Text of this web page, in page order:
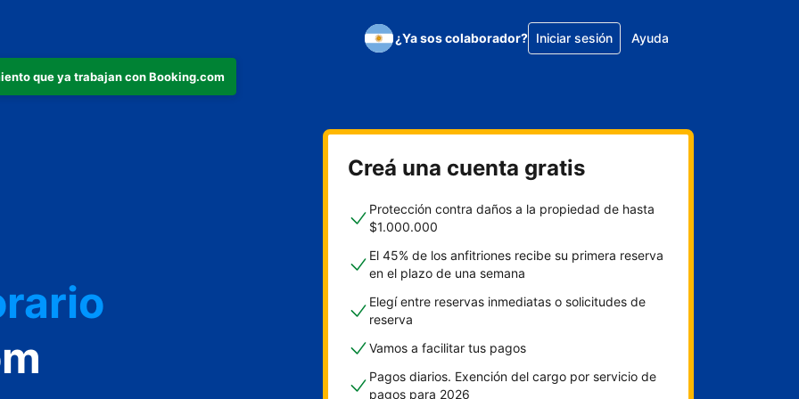
que ya trabajan con Booking.com
¿Ya sos colaborador? Iniciar sesión Ayuda
Creá una cuenta gratis
Protección contra daños a la propiedad de hasta
$1.000.000
El 45% de los anfitriones recibe su primera reserva
en el plazo de una semana
Elegí entre reservas inmediatas o solicitudes de
reserva
Vamos a facilitar tus pagos
Pagos diarios. Exención del cargo por servicio de
pagos para 2026